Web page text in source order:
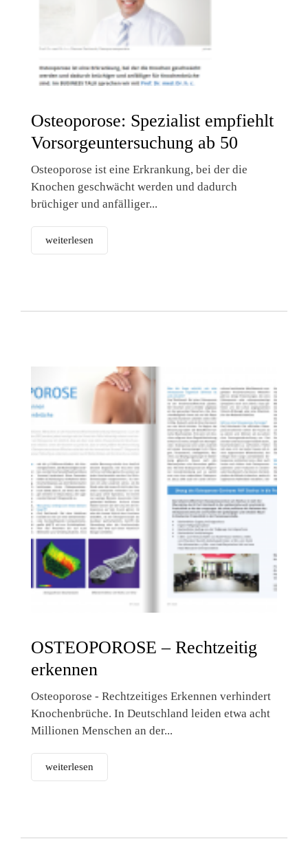
Osteoporose: Spezialist empfiehlt
Vorsorgeuntersuchung ab 50
Osteoporose ist eine Erkrankung, bei der die
Knochen geschwächt werden und dadurch
brüchiger und anfälliger...
weiterlesen
OSTEOPOROSE – Rechtzeitig
erkennen
Osteoporose - Rechtzeitiges Erkennen verhindert
Knochenbrüche. In Deutschland leiden etwa acht
Millionen Menschen an der...
weiterlesen